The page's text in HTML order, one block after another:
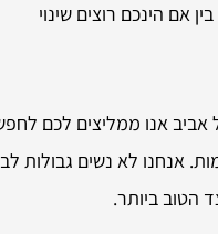
אם הינכם רוצים שינוי
אנו ממליצים לכם
לא נשים גבולות
הטוב ביותר.